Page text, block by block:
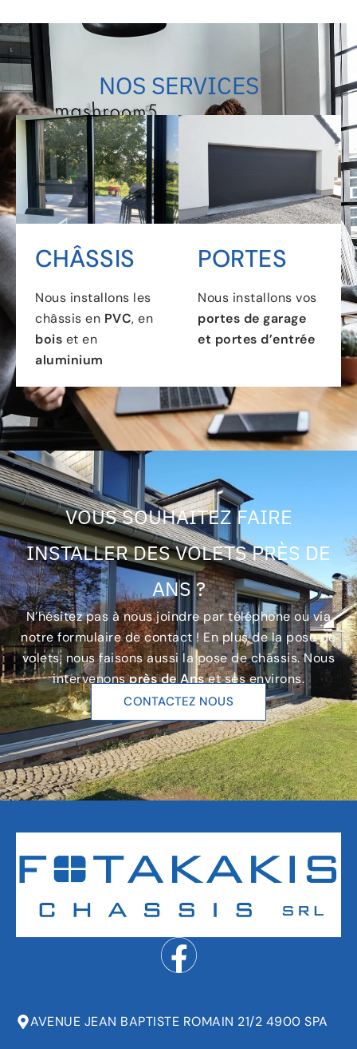
NOS SERVICES
CHÂSSIS
Nous installons les
châssis en PVC, en
bois et en
aluminium
PORTES
Nous installons vos
portes de garage
et portes d’entrée
VOUS SOUHAITEZ FAIRE
INSTALLER DES VOLETS PRÈS DE
ANS ?
N’hésitez pas à nous joindre par téléphone ou via
notre formulaire de contact ! En plus de la pose de
volets, nous faisons aussi la pose de châssis. Nous
intervenonsprès de Anset ses environs.
CONTACTEZ NOUS
AVENUE JEAN BAPTISTE ROMAIN 21/2 4900 SPA